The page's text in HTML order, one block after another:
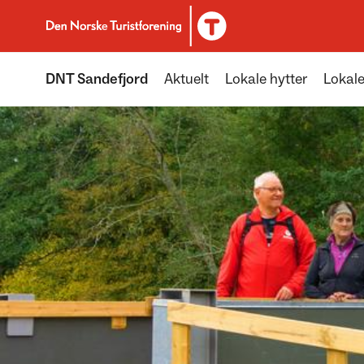
Til DNT.no forside
DNT Sandefjord Aktuelt Lokale hytter